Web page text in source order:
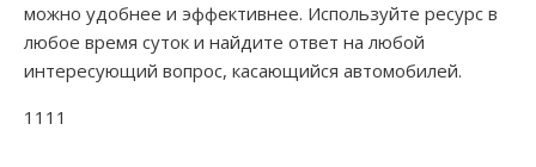
можно удобнее и эффективнее. Используйте ресурс в
любое время суток и найдите ответ на любой
интересующий вопрос, касающийся автомобилей.
1111